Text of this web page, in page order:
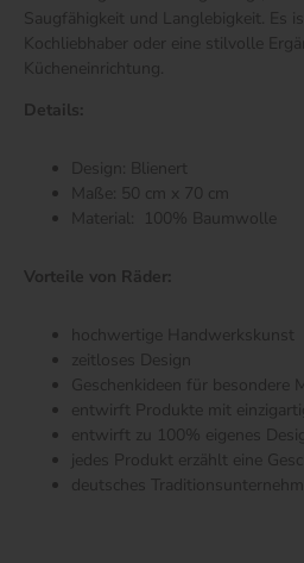
Saugfähigkeit und Langlebigkeit. Es
Kochliebhaber oder eine stilvolle
Kücheneinrichtung.
Details:
Design: Blienert
Maße: 50 cm x 70 cm
Material: 100% Baumwolle
Vorteile von Räder:
hochwertige Handwerkskunst
zeitloses Design
Geschenkideen für besondere
entwirft Produkte mit
entwirft zu 100% eigenes
jedes Produkt erzählt eine
deutsches